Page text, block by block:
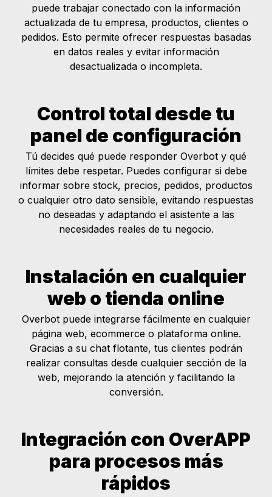
puede trabajar conectado con la información
actualizada de tu empresa, productos, clientes o
pedidos. Esto permite ofrecer respuestas basadas
en datos reales y evitar información
desactualizada o incompleta.
Control total desde tu
panel de configuración
Tú decides qué puede responder Overbot y qué
límites debe respetar. Puedes configurar si debe
informar sobre stock, precios, pedidos, productos
o cualquier otro dato sensible, evitando respuestas
no deseadas y adaptando el asistente a las
necesidades reales de tu negocio.
Instalación en cualquier
web o tienda online
Overbot puede integrarse fácilmente en cualquier
página web, ecommerce o plataforma online.
Gracias a su chat flotante, tus clientes podrán
realizar consultas desde cualquier sección de la
web, mejorando la atención y facilitando la
conversión.
Integración con OverAPP
para procesos más
rápidos